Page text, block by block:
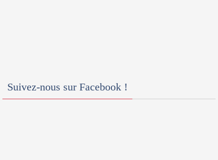
Suivez-nous sur Facebook !